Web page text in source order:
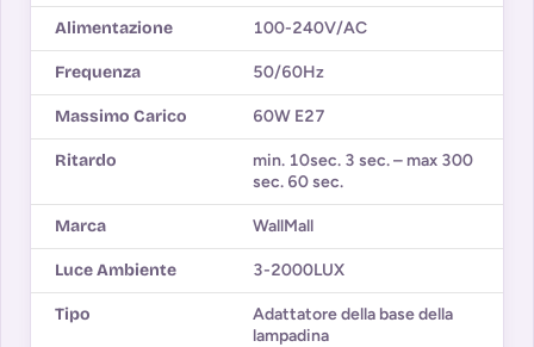
Alimentazione 100-240V/AC
Frequenza 50/60Hz
Massimo Carico 60W E27
Ritardo
min. 10sec. 3 sec. – max 300
sec. 60 sec.
Marca WallMall
Luce Ambiente 3-2000LUX
Tipo
Adattatore della base della
lampadina